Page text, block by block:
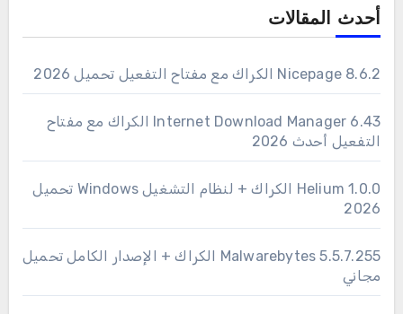
أحدث المقالات
Nicepage 8.6.2 الكراك مع مفتاح التفعيل تحميل 2026
6.43 Internet Download Manager الكراك مع مفتاح
التفعيل أحدث 2026
1.0.0 Helium الكراك + لنظام التشغيل Windows تحميل
2026
Malwarebytes 5.5.7.255 الكراك + الإصدار الكامل تحميل
مجاني